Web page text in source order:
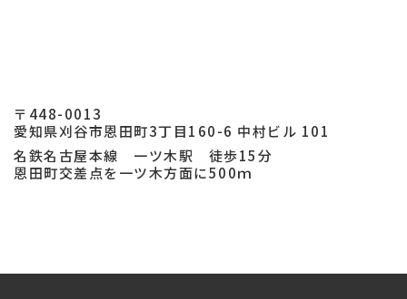
〒448-0013
愛知県刈谷市恩田町3丁目160-6 中村ビル 101
名鉄名古屋本線 一ツ木駅 徒歩15分
恩田町交差点を一ツ木方面に500ｍ